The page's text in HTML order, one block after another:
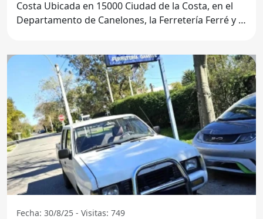
Costa Ubicada en 15000 Ciudad de la Costa, en el
Departamento de Canelones, la Ferretería Ferré y +
Fecha: 30/8/25 - Visitas: 749